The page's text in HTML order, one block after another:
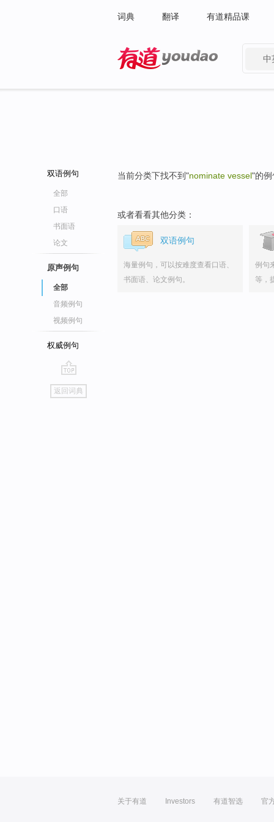
词典 翻译 有道精品课
中
双语例句
全部
口语
书面语
论文
原声例句
全部
音频例句
视频例句
权威例句
go
top
返回词典
当前分类下找不到"nominate vessel"的例
或者看看其他分类：
双语例句
海量例句，可以按难度查看口语、
书面语、论文例句。
例句
等，
关于有道 Investors 有道智选 官